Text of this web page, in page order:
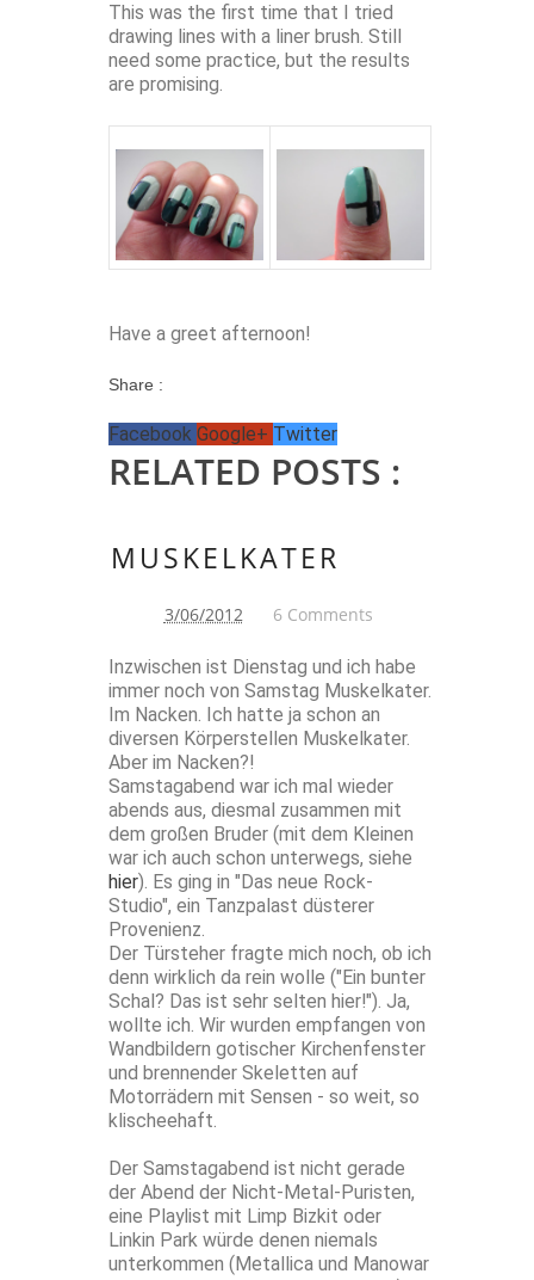
This was the first time that I tried
drawing lines with a liner brush. Still
need some practice, but the results
are promising.
Have a greet afternoon!
Share :
Facebook Google+ Twitter
RELATED POSTS :
MUSKELKATER
3/06/2012 6 Comments
Inzwischen ist Dienstag und ich habe
immer noch von Samstag Muskelkater.
Im Nacken. Ich hatte ja schon an
diversen Körperstellen Muskelkater.
Aber im Nacken?!
Samstagabend war ich mal wieder
abends aus, diesmal zusammen mit
dem großen Bruder (mit dem Kleinen
war ich auch schon unterwegs, siehe
hier). Es ging in "Das neue Rock-
Studio", ein Tanzpalast düsterer
Provenienz.
Der Türsteher fragte mich noch, ob ich
denn wirklich da rein wolle ("Ein bunter
Schal? Das ist sehr selten hier!"). Ja,
wollte ich. Wir wurden empfangen von
Wandbildern gotischer Kirchenfenster
und brennender Skeletten auf
Motorrädern mit Sensen - so weit, so
klischeehaft.
Der Samstagabend ist nicht gerade
der Abend der Nicht-Metal-Puristen,
eine Playlist mit Limp Bizkit oder
Linkin Park würde denen niemals
unterkommen (Metallica und Manowar